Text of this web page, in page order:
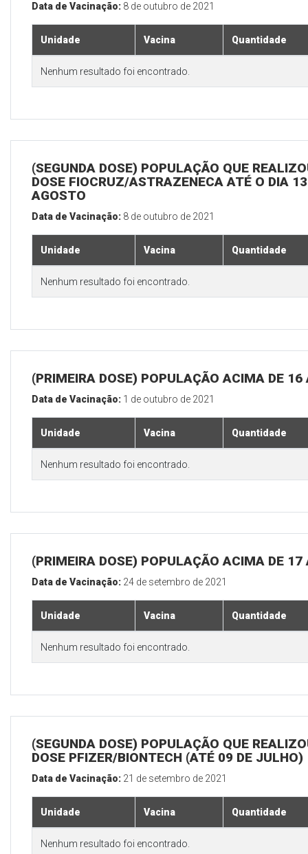
Data de Vacinação: 8 de outubro de 2021
Unidade Vacina Quantidade
Nenhum resultado foi encontrado.
(SEGUNDA DOSE) POPULAÇÃO QUE
DOSE FIOCRUZ/ASTRAZENECA ATÉ O DIA
AGOSTO
Data de Vacinação: 8 de outubro de 2021
Unidade Vacina Quantidade
Nenhum resultado foi encontrado.
(PRIMEIRA DOSE) POPULAÇÃO ACIMA DE 16
Data de Vacinação: 1 de outubro de 2021
Unidade Vacina Quantidade
Nenhum resultado foi encontrado.
(PRIMEIRA DOSE) POPULAÇÃO ACIMA DE 17
Data de Vacinação: 24 de setembro de 2021
Unidade Vacina Quantidade
Nenhum resultado foi encontrado.
(SEGUNDA DOSE) POPULAÇÃO QUE
DOSE PFIZER/BIONTECH (ATÉ 09 DE JULHO)
Data de Vacinação: 21 de setembro de 2021
Unidade Vacina Quantidade
Nenhum resultado foi encontrado.